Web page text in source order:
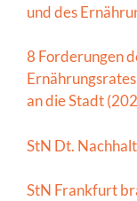
und des
8 Forderungen
Ernährungsrates
an die Stadt
StN Dt.
StN Frankfurt